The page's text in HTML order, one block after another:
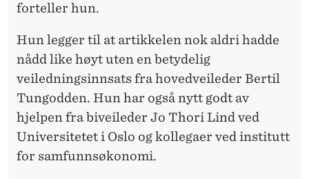
forteller hun.
Hun legger til at artikkelen nok aldri hadde
nådd like høyt uten en betydelig
veiledningsinnsats fra hovedveileder Bertil
Tungodden. Hun har også nytt godt av
hjelpen fra biveileder Jo Thori Lind ved
Universitetet i Oslo og kollegaer ved institutt
for samfunnsøkonomi.